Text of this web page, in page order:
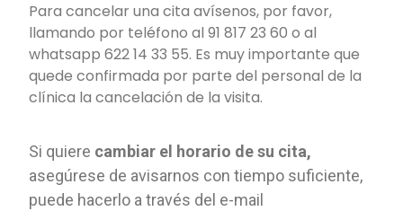
Para cancelar una cita avísenos, por favor,
llamando por teléfono al 91 817 23 60 o al
whatsapp 622 14 33 55. Es muy importante que
quede confirmada por parte del personal de la
clínica la cancelación de la visita.
Si quiere cambiar el horario de su cita,
asegúrese de avisarnos con tiempo suficiente,
puede hacerlo a través del e-mail